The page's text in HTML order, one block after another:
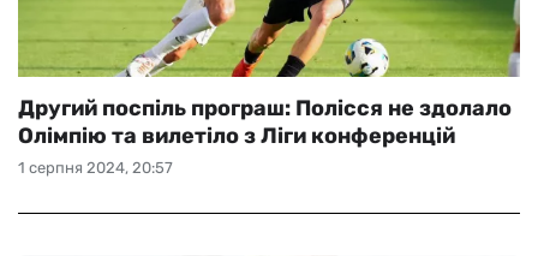
1 серпня 2024, 20:57
Другий поспіль програш: Полісся не здолало
Олімпію та вилетіло з Ліги конференцій